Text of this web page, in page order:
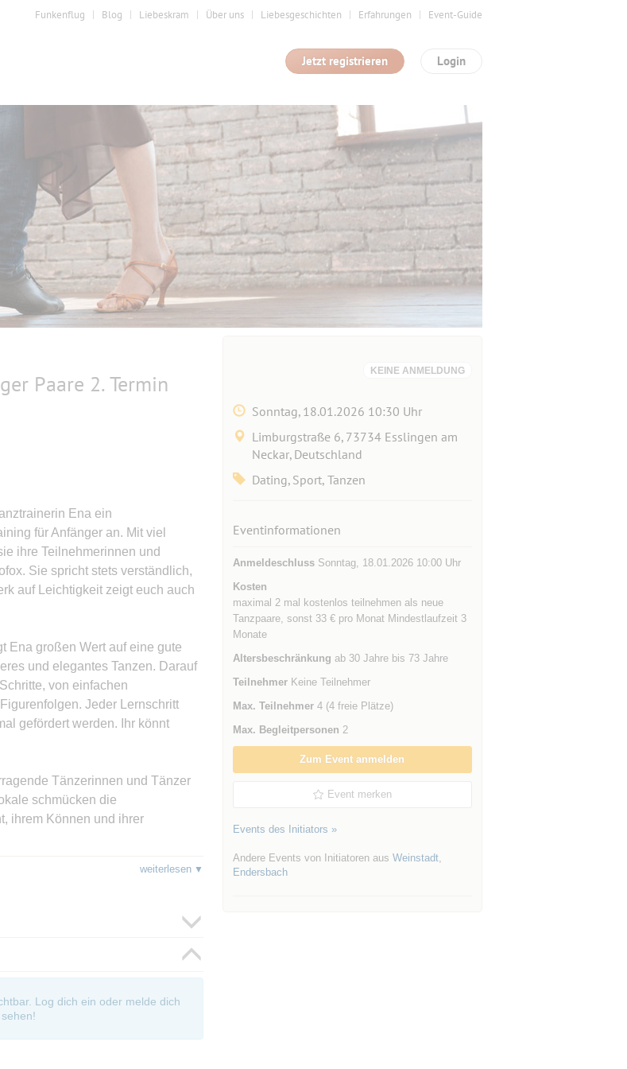
Funkenflug Blog Liebeskram Über uns Liebesgeschichten Erfahrungen Event-Guide
Login
Jetzt registrieren
Paare 2. Termin
Ena ein
für Anfänger an. Mit viel
ihre Teilnehmerinnen und
Sie spricht stets verständlich,
auf Leichtigkeit zeigt euch auch
Ena großen Wert auf eine gute
und elegantes Tanzen. Darauf
von einfachen
Jeder Lernschritt
gefördert werden. Ihr könnt
Tänzerinnen und Tänzer
schmücken die
ihrem Können und ihrer
möchte, ist bei Ern genau
Hier ist der Unterschied, sie
weiterlesen
Log dich ein oder melde dich
KEINE ANMELDUNG
Sonntag, 18.01.2026 10:30 Uhr
Limburgstraße 6, 73734 Esslingen am
Neckar, Deutschland
Dating, Sport, Tanzen
Eventinformationen
AnmeldeschlussSonntag, 18.01.2026 10:00 Uhr
Kosten
maximal 2 mal kostenlos teilnehmen als neue
Tanzpaare, sonst 33 € pro Monat Mindestlaufzeit 3
Monate
Altersbeschränkung ab 30 Jahre bis 73 Jahre
TeilnehmerKeine Teilnehmer
Max. Teilnehmer4 (4 freie Plätze)
Max. Begleitpersonen 2
Zum Event anmelden
Event merken
Events des Initiators »
Andere Events von Initiatoren aus Weinstadt,
Endersbach